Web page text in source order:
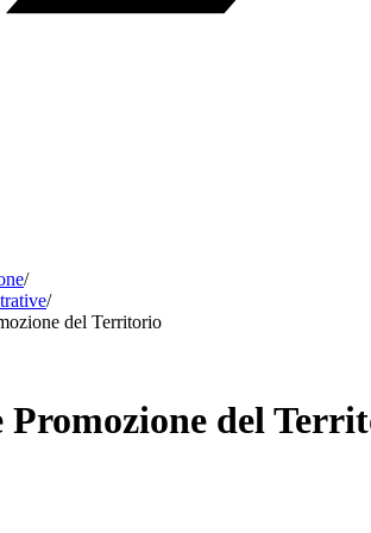
/
/
del Territorio
Promozione del